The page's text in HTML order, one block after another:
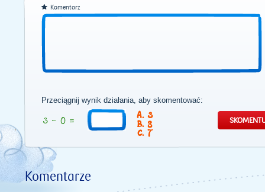
Komentarz
Przeciągnij wynik działania, aby skomentować:
3
8
7
Komentarze